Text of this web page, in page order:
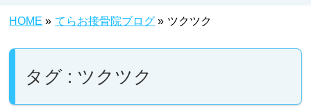
HOME » てらお接骨院ブログ » ツクツク
タグ : ツクツク